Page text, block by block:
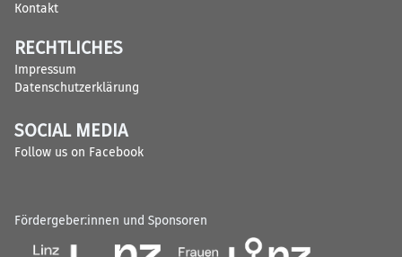
Kontakt
RECHTLICHES
Impressum
Datenschutzerklärung
SOCIAL MEDIA
Follow us on Facebook
Fördergeber:innen und Sponsoren